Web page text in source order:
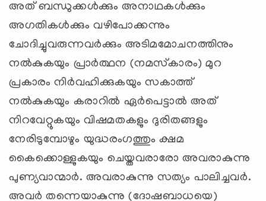
അത് ബന്ധുക്കള്‍ക്കും അനാഥകള്‍ക്കും
അഗതികള്‍ക്കും വഴിപോക്കന്നും
ചോദിച്ചുവരുന്നവര്‍ക്കും അടിമമോചനത്തിനും
നല്‍കുകയും പ്രാര്‍ത്ഥന (നമസ്‌കാരം) മുറ
പ്രകാരം നിര്‍വഹിക്കുകയും സകാത്ത്
നല്‍കുകയും കരാറില്‍ ഏര്‍പെട്ടാല്‍ അത്
നിറവേറ്റുകയും വിഷമതകളും ദുരിതങ്ങളും
നേരിടുമ്പോഴും യുദ്ധരംഗത്തും ക്ഷമ
കൈക്കൊള്ളുകയും ചെയ്തവരാരോ അവരാകുന്നു
പുണ്യവാന്മാര്‍. അവരാകുന്നു സത്യം പാലിച്ചവര്‍.
അവര്‍ തന്നെയാകുന്നു (ദോഷബാധയെ)